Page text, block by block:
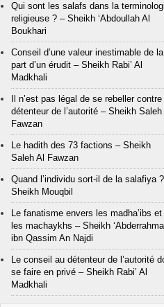
Qui sont les salafs dans la
religieuse ? – Sheikh ‘Abdoullah Al
Boukhari
Conseil d’une valeur inestimable de la
part d’un érudit – Sheikh Rabi’ Al
Madkhali
Il n’est pas légal de se rebeller
détenteur de l’autorité – Sheikh Saleh
Fawzan
Le hadith des 73 factions – Sheikh
Saleh Al Fawzan
Quand l’individu sort-il de la salafiya
Sheikh Mouqbil
Le fanatisme envers les madha’ibs et
les machaykhs – Sheikh
ibn Qassim An Najdi
Le conseil au détenteur de l’autorité
se faire en privé – Sheikh Rabi’ Al
Madkhali